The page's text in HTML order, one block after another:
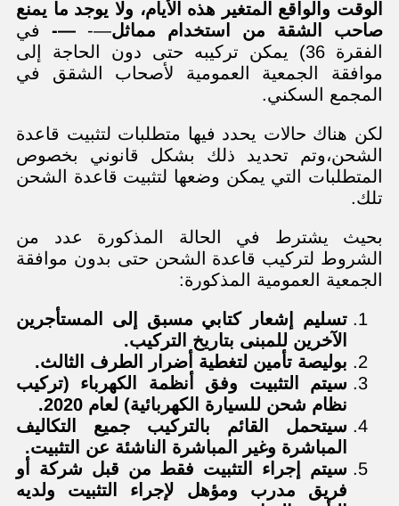
الوقت والواقع المتغير هذه الأيام، ولا يوجد ما يمنع
صاحب الشقة من استخدام مماثل—-
—- في
الفقرة 36) يمكن تركيبه حتى دون الحاجة إلى
موافقة الجمعية العمومية لأصحاب الشقق في
المجمع السكني.
لكن هناك حالات يحدد فيها متطلبات لتثبيت قاعدة
الشحن،وتم تحديد ذلك بشكل قانوني بخصوص
المتطلبات التي يمكن وضعها لتثبيت قاعدة الشحن
تلك.
بحيث يشترط في الحالة المذكورة عدد من
الشروط لتركيب قاعدة الشحن حتى بدون موافقة
الجمعية العمومية المذكورة:
تسليم إشعار كتابي مسبق إلى المستأجرين
الآخرين للمبنى بتاريخ التركيب.
بوليصة تأمين لتغطية أضرار الطرف الثالث.
سيتم التثبيت وفق أنظمة الكهرباء (تركيب
نظام شحن للسيارة الكهربائية) لعام 2020.
سيتحمل القائم بالتركيب جميع التكاليف
المباشرة وغير المباشرة الناشئة عن التثبيت.
سيتم إجراء التثبيت فقط من قبل شركة أو
فريق مدرب ومؤهل لإجراء التثبيت ولديه